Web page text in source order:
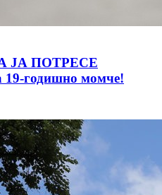
ЈА ПОТРЕСЕ
годишно момче!